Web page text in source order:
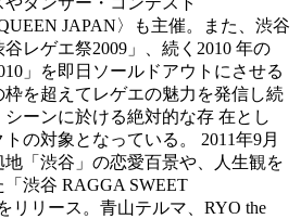
JAPAN〉も主催。また、渋谷
レゲエ祭2009」、続く2010 年の
」を即日ソールドアウトにさせる
枠を超えてレゲエの魅力を発信し続
ーンに於ける絶対的な存 在とし
の対象となっている。 2011年9月
地「渋谷」の恋愛百景や、人生観を
渋谷 RAGGA SWEET
リリース。青山テルマ、RYO the